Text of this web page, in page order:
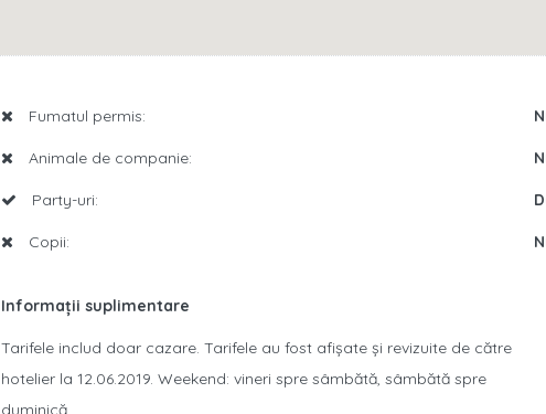
Fumatul permis:
Animale de companie:
Party-uri:
Copii:
Informații suplimentare
Tarifele includ doar cazare. Tarifele au fost afișate și revizuite de către
hotelier la 12.06.2019. Weekend: vineri spre sâmbătă, sâmbătă spre
duminică.​